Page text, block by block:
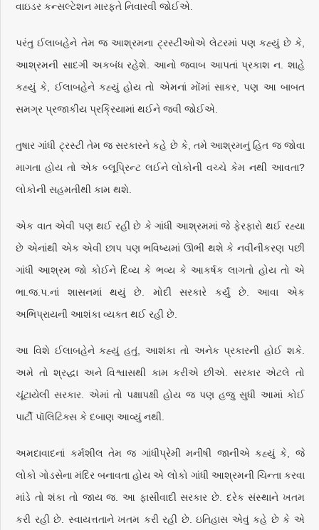
વાઇડર કન્સલ્ટેશન મારફતે નિવારવી જોઈએ.
પરંતુ ઈલાબહેને તેમ જ આશ્રમના ટ્રસ્ટીઓએ લેટરમાં પણ કહ્યું છે કે,
આશ્રમની સાદગી અકબંધ રહેશે. આનો જવાબ આપતાં પ્રકાશ ન. શાહે
કહ્યું કે, ઈલાબહેને કહ્યું હોય તો એમનાં મોંમાં સાકર, પણ આ બાબત
સમગ્ર પ્રજાકીય પ્રક્રિયામાં થઈને જવી જોઈએ.
તુષાર ગાંધી ટ્રસ્ટી તેમ જ સરકારને કહે છે કે, તમે આશ્રમનું હિત જ જોવા
માગતા હોય તો એક બ્લૂપ્રિન્ટ લઈને લોકોની વચ્ચે કેમ નથી આવતા?
લોકોની સહમતીથી કામ થશે.
એક વાત એવી પણ થઈ રહી છે કે ગાંધી આશ્રમમાં જે ફેરફારો થઈ રહ્યા
છે એનાંથી એક એવી છાપ પણ ભવિષ્યમાં ઊભી થશે કે નવીનીકરણ પછી
ગાંધી આશ્રમ જો કોઈને દિવ્ય કે ભવ્ય કે આકર્ષક લાગતો હોય તો એ
ભા.જ.પ.નાં શાસનમાં થયું છે. મોદી સરકારે કર્યું છે. આવા એક
અભિપ્રાયની આશંકા વ્યક્ત થઈ રહી છે.
આ વિશે ઈલાબહેને કહ્યું હતું, આશંકા તો અનેક પ્રકારની હોઈ શકે.
અમે તો શ્રદ્ધા અને વિશ્વાસથી કામ કરીએ છીએ. સરકાર એટલે તો
ચૂંટાયેલી સરકાર. એમાં તો પક્ષાપક્ષી હોય જ પણ હજુ સુધી આમાં કોઈ
પાર્ટી પૉલિટિક્સ કે દબાણ આવ્યું નથી.
અમદાવાદનાં કર્મશીલ તેમ જ ગાંધીપ્રેમી મનીષી જાનીએ કહ્યું કે, જે
લોકો ગોડસેના મંદિર બનાવતા હોય એ લોકો ગાંધી આશ્રમની ચિન્તા કરવા
માંડે તો શંકા તો જાય જ. આ ફાસીવાદી સરકાર છે. દરેક સંસ્થાને ખતમ
કરી રહી છે. સ્વાયત્તતાને ખતમ કરી રહી છે. ઇતિહાસ એવું કહે છે કે એ